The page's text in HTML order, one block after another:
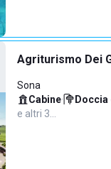
Agriturismo Dei
Sona
Cabine· Doccia
e altri 3…